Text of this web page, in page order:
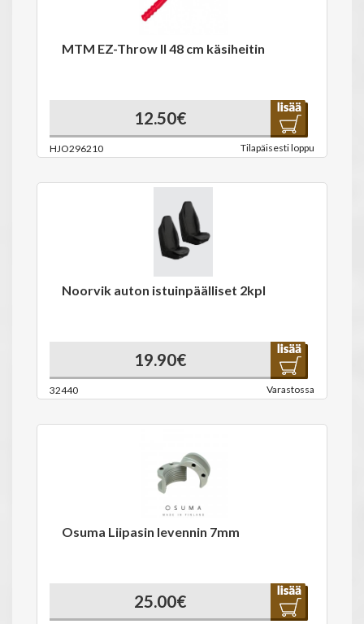
MTM EZ-Throw II 48 cm käsiheitin
12.50€
HJO296210 Tilapäisesti loppu
Noorvik auton istuinpäälliset 2kpl
19.90€
32440 Varastossa
Osuma Liipasin levennin 7mm
25.00€